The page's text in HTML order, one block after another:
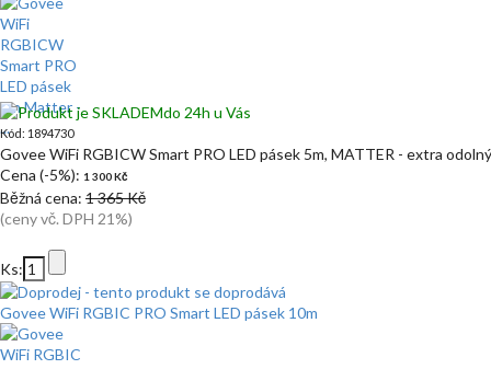
do 24h u Vás
Kód: 1894730
Govee WiFi RGBICW Smart PRO LED pásek 5m, MATTER - extra
Cena (-5%): 1 300 Kč
Běžná cena: 1 365 Kč
(ceny vč. DPH 21%)
Ks:
Govee WiFi RGBIC PRO Smart LED pásek 10m